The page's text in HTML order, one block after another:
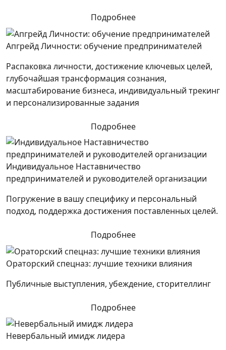
Подробнее
Апгрейд Личности: обучение предпринимателей
Распаковка личности, достижение ключевых целей,
глубочайшая трансформация сознания,
масштабирование бизнеса, индивидуальный трекинг
и персонализированные задания
Подробнее
Индивидуальное Наставничество
предпринимателей и руководителей организации
Погружение в вашу специфику и персональный
подход, поддержка достижения поставленных целей.
Подробнее
Ораторский спецназ: лучшие техники влияния
Публичные выступления, убеждение, сторителлинг
Подробнее
Невербальный имидж лидера